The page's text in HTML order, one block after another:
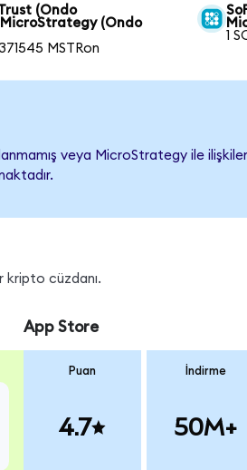
(Ondo
(Ondo
MSTRon
1
veya MicroStrategy ile
kripto cüzdanı.
App Store
Puan
4.7
İndirme
50M+